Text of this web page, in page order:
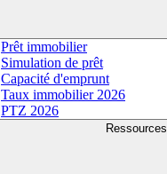
Prêt immobilier
Simulation de prêt
Capacité d'emprunt
Taux immobilier 2026
PTZ 2026
Ressources